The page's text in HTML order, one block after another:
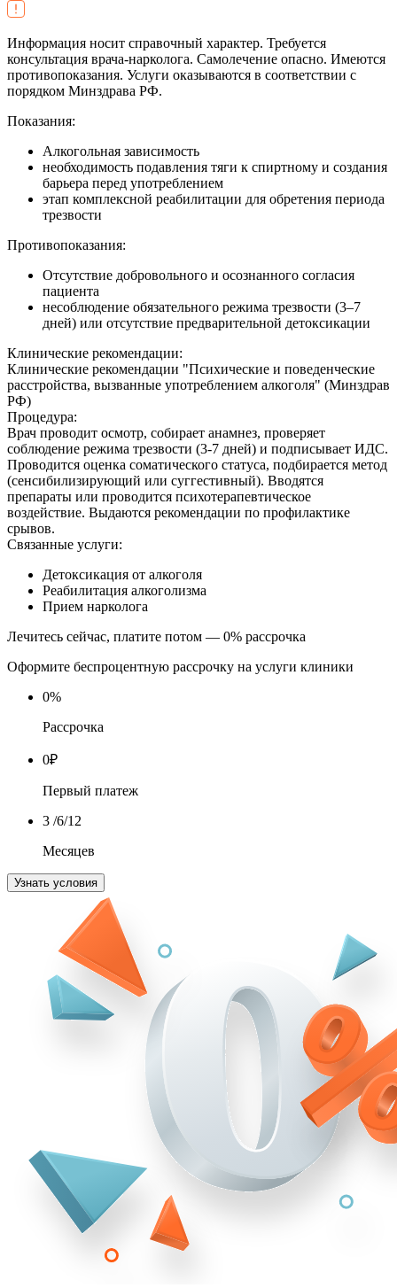
Информация носит справочный характер. Требуется
консультация врача-нарколога. Самолечение опасно. Имеются
противопоказания. Услуги оказываются в соответствии с
порядком Минздрава РФ.
Показания:
Алкогольная зависимость
необходимость подавления тяги к спиртному и создания
барьера перед употреблением
этап комплексной реабилитации для обретения периода
трезвости
Противопоказания:
Отсутствие добровольного и осознанного согласия
пациента
несоблюдение обязательного режима трезвости (3–7
дней) или отсутствие предварительной детоксикации
Клинические рекомендации:
Клинические рекомендации "Психические и поведенческие
расстройства, вызванные употреблением алкоголя" (Минздрав
РФ)
Процедура:
Врач проводит осмотр, собирает анамнез, проверяет
соблюдение режима трезвости (3-7 дней) и подписывает ИДС.
Проводится оценка соматического статуса, подбирается метод
(сенсибилизирующий или суггестивный). Вводятся
препараты или проводится психотерапевтическое
воздействие. Выдаются рекомендации по профилактике
срывов.
Связанные услуги:
Детоксикация от алкоголя
Реабилитация алкоголизма
Прием нарколога
Лечитесь сейчас, платите потом — 0% рассрочка
Оформите беспроцентную рассрочку на услуги клиники
0%
Рассрочка
0₽
Первый платеж
3 /6/12
Месяцев
Узнать условия